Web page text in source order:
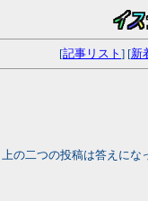
[記事リスト ] [新
の二つの投稿は答えにな